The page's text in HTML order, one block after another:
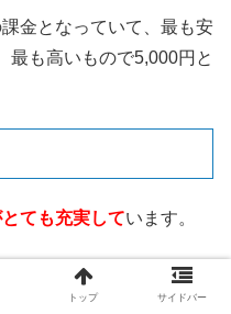
金となっていて、最も安
最も高いもので5,000円と
ても充実しています。
トップ サイドバー